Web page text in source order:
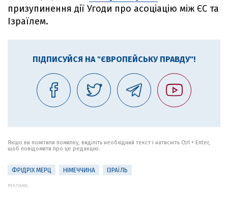
призупинення дії Угоди про асоціацію між ЄС та
Ізраїлем.
ПІДПИСУЙСЯ НА "ЄВРОПЕЙСЬКУ ПРАВДУ"!
Якщо ви помітили помилку, виділіть необхідний текст і натисніть Ctrl + Enter,
щоб повідомити про це редакцію.
ФРІДРІХ МЕРЦ НІМЕЧЧИНА ІЗРАЇЛЬ
РЕКЛАМА: